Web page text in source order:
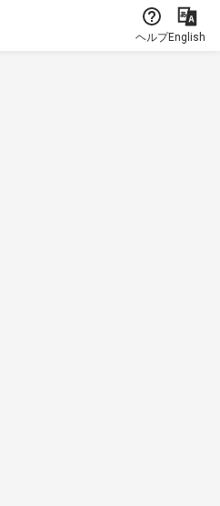
ヘルプEnglish